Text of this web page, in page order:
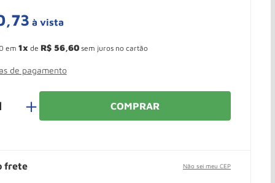
,73 à vista
em 1 de R$ 56,60sem juros no cartão
de pagamento
＋ COMPRAR
frete Não sei meu CEP